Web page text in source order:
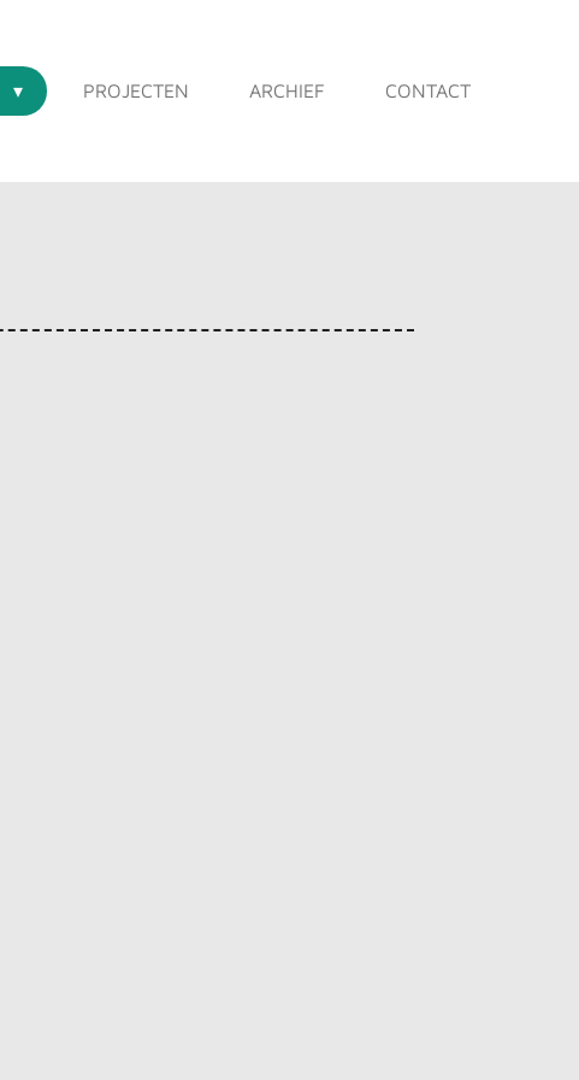
PROJECTEN ARCHIEF CONTACT